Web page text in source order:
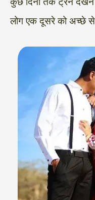
लोग एक दूसरे को अच्छे से